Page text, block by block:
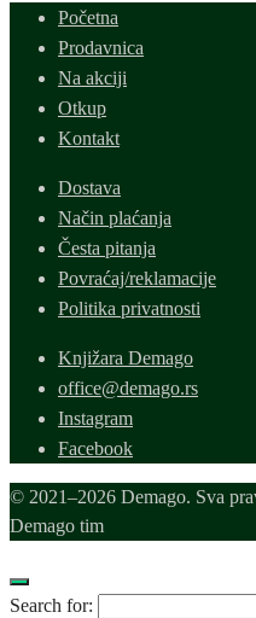
Početna
Prodavnica
Na akciji
Otkup
Kontakt
Dostava
Način plaćanja
Česta pitanja
Povraćaj/reklamacije
Politika privatnosti
Knjižara Demago
office@demago.rs
Instagram
Facebook
© 2021–2026 Demago. Sva
Demago tim
Search for: